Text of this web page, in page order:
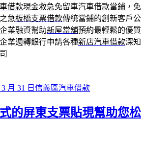
借款現金救急免留車汽車借款當鋪，免
急板橋支票借款傳統當鋪的創新客戶公
業融資幫助新屋當舖預約最輕鬆的優質
業週轉銀行申請各種新店汽車借款深知
月 31 日 類
信義區汽車借款
的屏東支票貼現幫助您松